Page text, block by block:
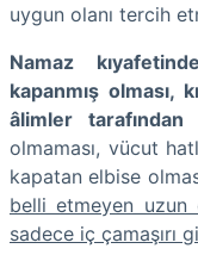
uygun olanı tercih
Namaz
kapanmış olması,
âlimler tarafından
olmaması, vücut
kapatan elbise
belli etmeyen uzun
sadece iç çamaşırı